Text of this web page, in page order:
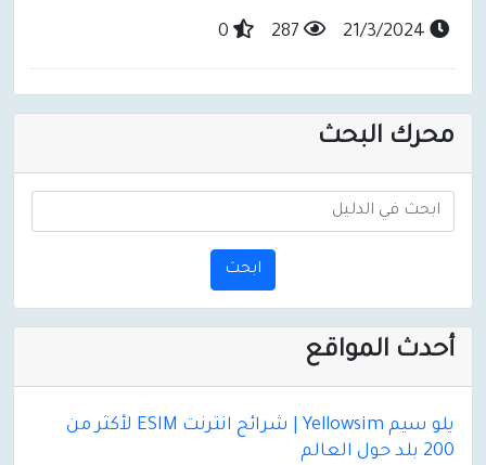
محرك البحث
ابحث
أحدث المواقع
يلو سيم Yellowsim | شرائح انترنت ESIM لأكثر من
200 بلد حول العالم